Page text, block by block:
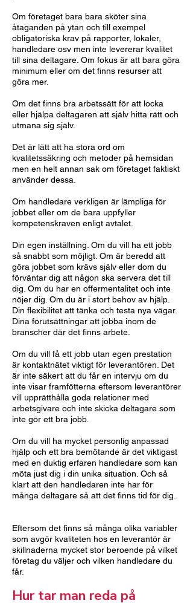
Om företaget bara bara sköter sina
åtaganden på ytan och till exempel
obligatoriska krav på rapporter, lokaler,
handledare osv men inte levererar kvalitet
till sina deltagare. Om fokus är att bara göra
minimum eller om det finns resurser att
göra mer.
Om det finns bra arbetssätt för att locka
eller hjälpa deltagaren att själv hitta rätt och
utmana sig själv.
Det är lätt att ha stora ord om
kvalitetssäkring och metoder på hemsidan
men en helt annan sak om företaget faktiskt
använder dessa.
Om handledare verkligen är lämpliga för
jobbet eller om de bara uppfyller
kompetenskraven enligt avtalet.
Din egen inställning. Om du vill ha ett jobb
så snabbt som möjligt. Om är beredd att
göra jobbet som krävs själv eller dom du
förväntar dig att någon ska servera det till
dig. Om du har en offermentalitet och inte
nöjer dig. Om du är i stort behov av hjälp.
Din flexibilitet att tänka och testa nya vägar.
Dina förutsättningar att jobba inom de
branscher där det finns arbete.
Om du vill få ett jobb utan egen prestation
är kontaktnätet viktigt för leverantören. Det
är inte säkert att du får en intervju om du
inte visar framfötterna eftersom leverantörer
vill upprätthålla goda relationer med
arbetsgivare och inte skicka deltagare som
inte gör ett bra jobb.
Om du vill ha mycket personlig anpassad
hjälp och ett bra bemötande är det viktigast
med en duktig erfaren handledare som kan
möta just dig i din unika situation. Och så
klart att den handledaren inte har för
många deltagare så att det finns tid för dig.
Eftersom det finns så många olika variabler
som avgör kvaliteten hos en leverantör är
skillnaderna mycket stor beroende på vilket
företag du väljer och vilken handledare du
får.
Hur tar man reda på